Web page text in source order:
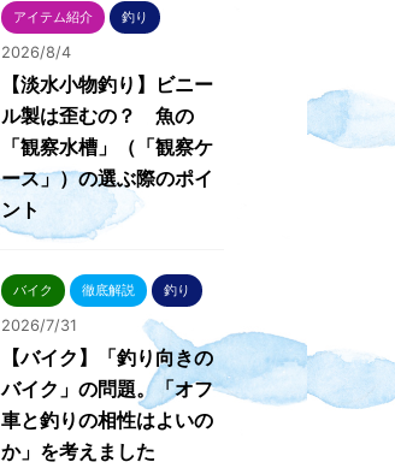
アイテム紹介 釣り
2026/8/4
【淡水小物釣り】ビニー
ル製は歪むの？ 魚の
「観察水槽」（「観察ケ
ース」）の選ぶ際のポイ
ント
バイク 徹底解説 釣り
2026/7/31
【バイク】「釣り向きの
バイク」の問題。「オフ
車と釣りの相性はよいの
か」を考えました